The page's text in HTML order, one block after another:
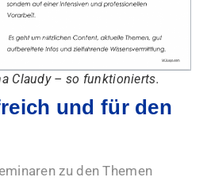
Claudy – so funktionierts.
und für den
zu den Themen